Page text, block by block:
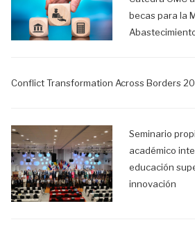
becas para la
Conflict Transformation Across Borders
Seminario
académico
educación
innovación